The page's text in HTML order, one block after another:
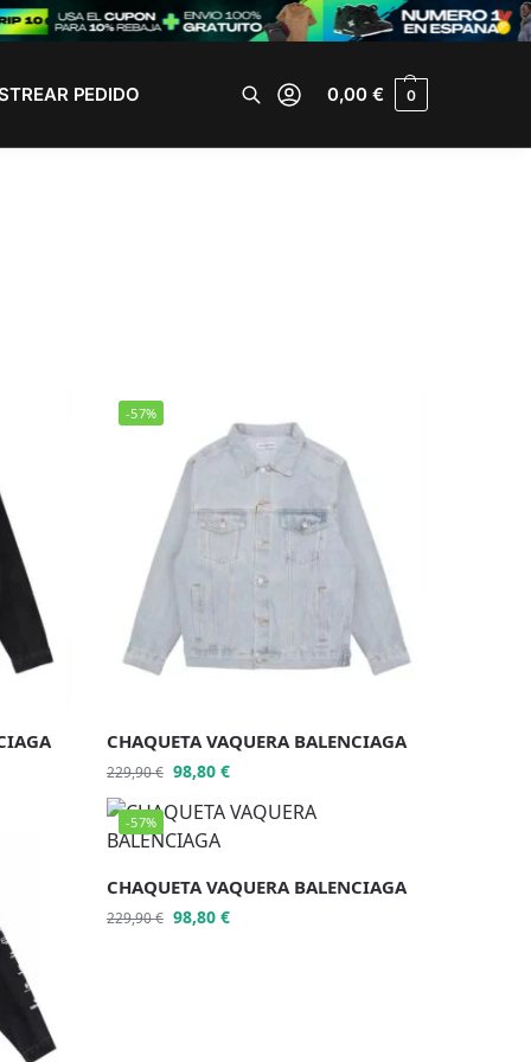
PEDIDO 0,00€ 0
-57%
CHAQUETA VAQUERA BALENCIAGA
229,90€ 98,80 €
-57%
CHAQUETA VAQUERA BALENCIAGA
229,90€ 98,80 €